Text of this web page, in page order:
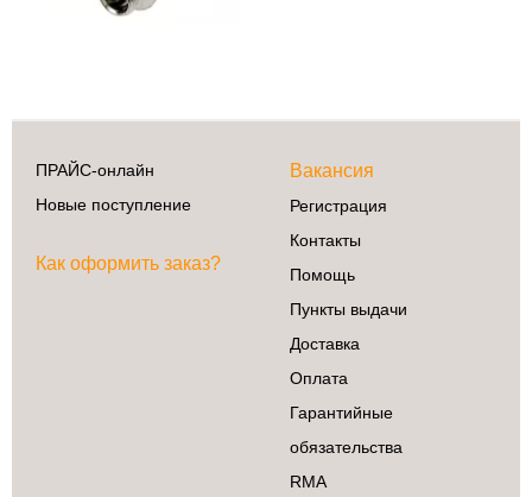
ПРАЙС-онлайн
Новые поступление
Как оформить заказ?
Вакансия
Регистрация
Контакты
Помощь
Пункты выдачи
Доставка
Оплата
Гарантийные
обязательства
RMA